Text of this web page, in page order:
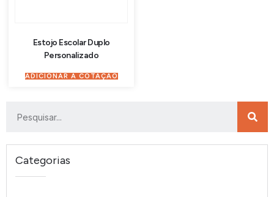
Categorias
Estojo Escolar Duplo
Personalizado
ADICIONAR À COTAÇÃO